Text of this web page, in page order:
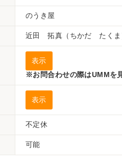
のうき屋
近田 拓真（ちかだ たくま
表示
※お問合わせの際はUMMを
表示
不定休
可能